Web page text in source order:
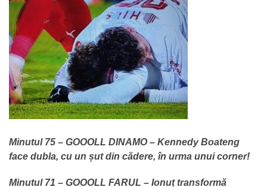
Minutul 75 – GOOOLL DINAMO – Kennedy Boateng
face dubla, cu un șut din cădere, în urma unui corner!
Minutul 71 – GOOOLL FARUL – Ionuț transformă